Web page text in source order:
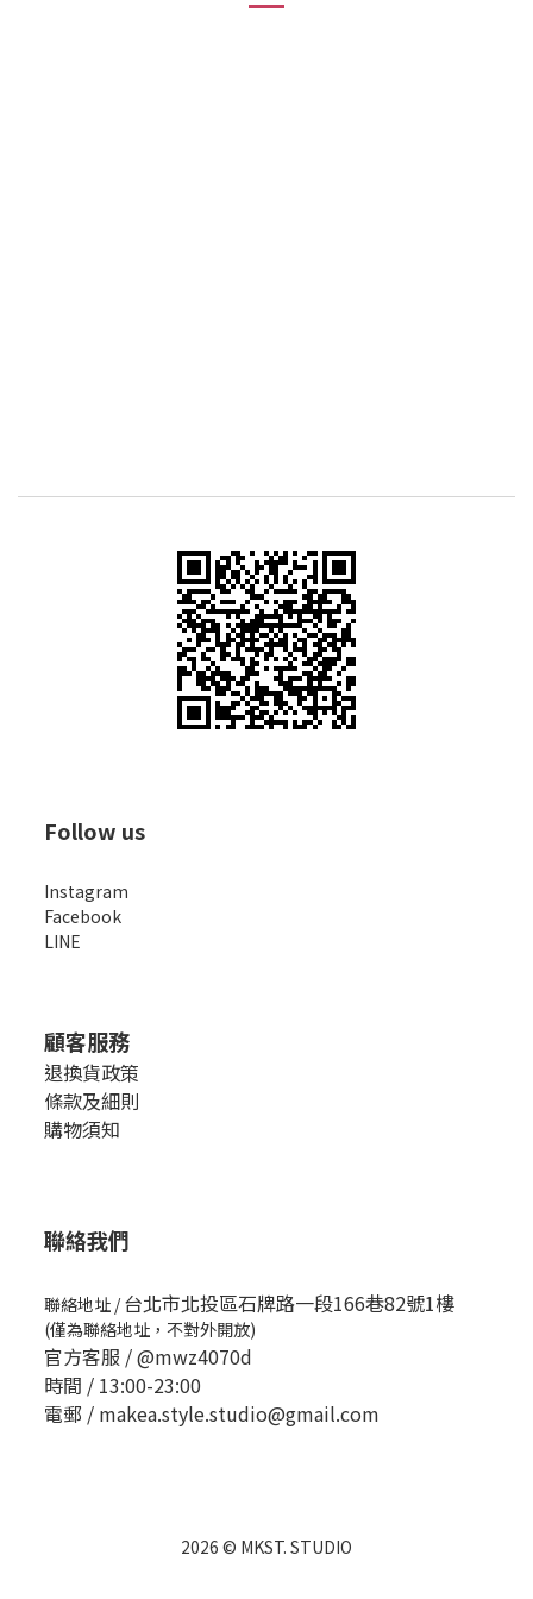
Follow us
Instagram
Facebook
LINE
顧客服務
退換貨政策
條款及細則
購物須知
聯絡我們
聯絡地址 /台北市北投區石牌路一段166巷82號1樓
(僅為聯絡地址，不對外開放)
官方客服 /@mwz4070d
時間 / 13:00-23:00
電郵 / makea.style.studio@gmail.com
2026 © MKST. STUDIO